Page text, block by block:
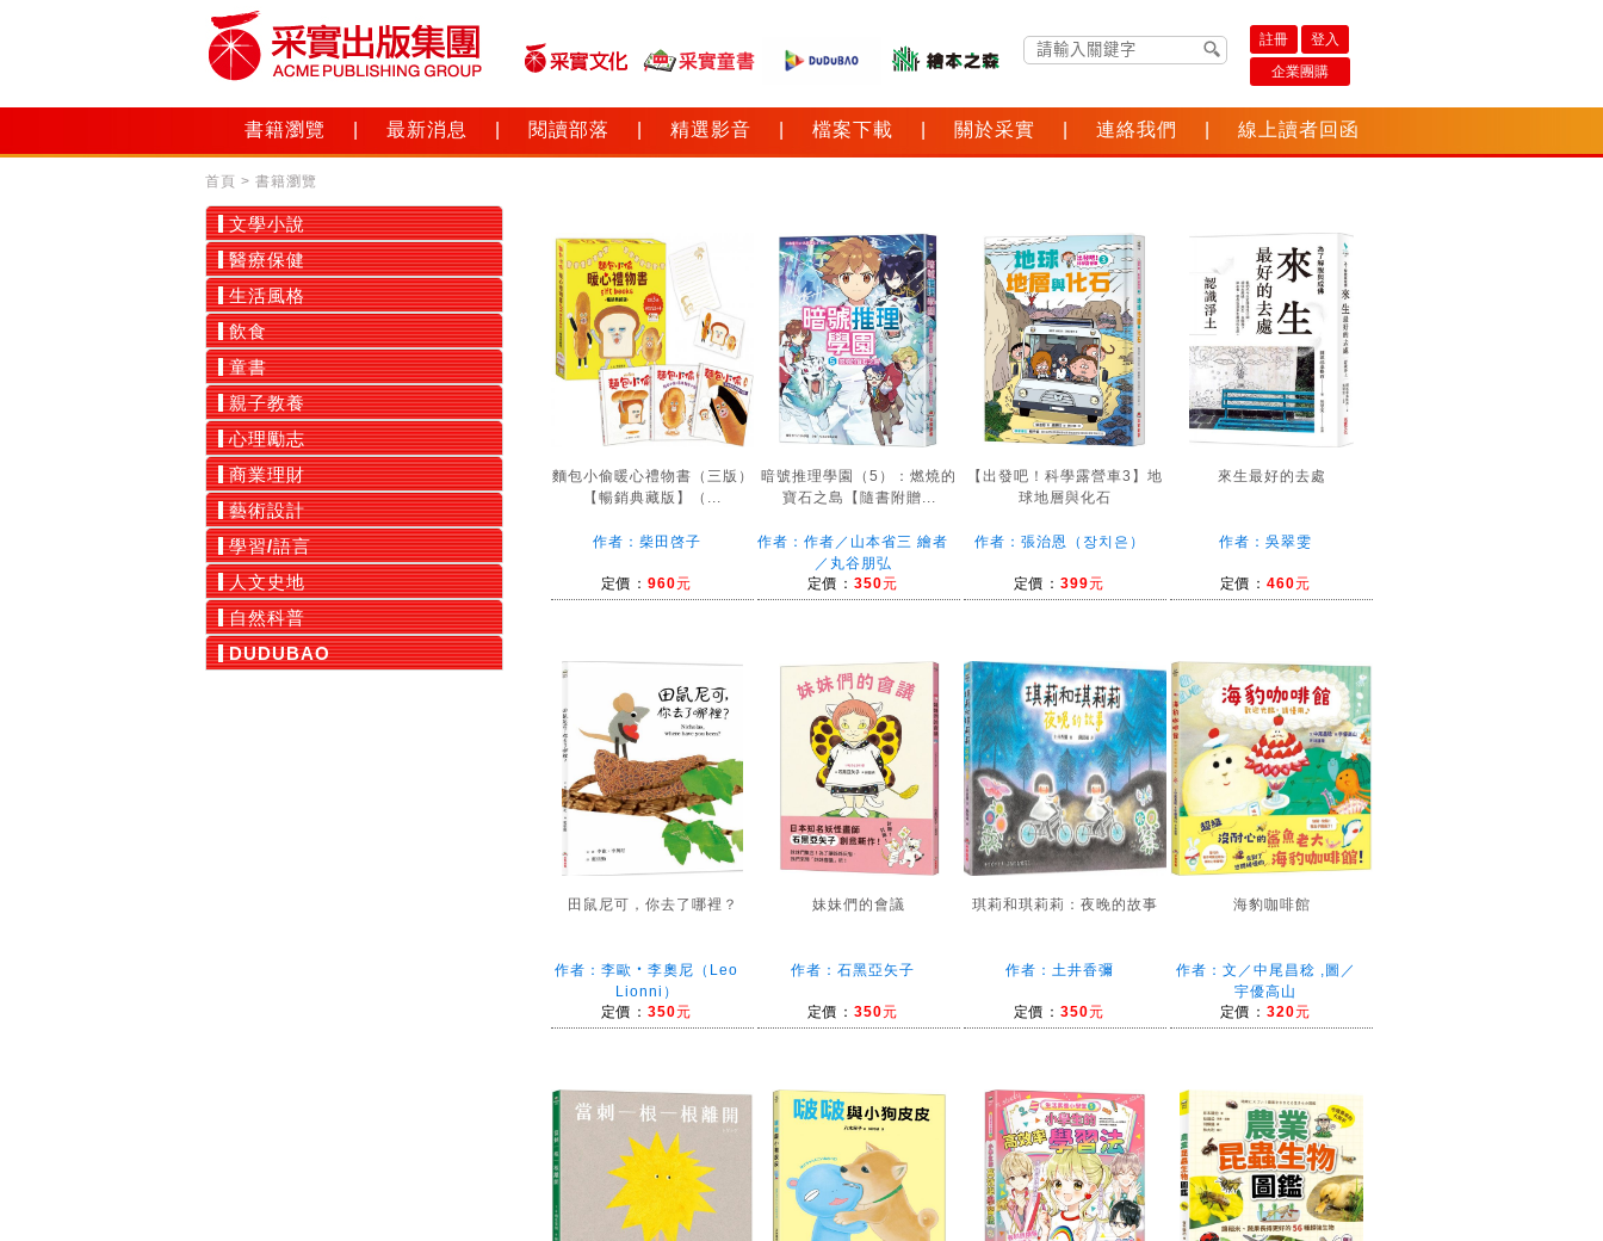
註冊
登入
企業團購
書籍瀏覽 最新消息 閱讀部落 精選影音 檔案下載 關於采實 連絡我們 線上讀者回函
首頁 > 書籍瀏覽
文學小說
醫療保健
生活風格
飲食
童書
親子教養
心理勵志
商業理財
藝術設計
學習/語言
人文史地
自然科普
DUDUBAO
麵包小偷暖心禮物書（三版）
【暢銷典藏版】（...
作者：柴田啓子
定價： 960元
暗號推理學園（5）：燃燒的
寶石之島【隨書附贈...
作者：作者／山本省三 繪者
／丸谷朋弘
定價： 350元
【出發吧！科學露營車3】地
球地層與化石
作者：張治恩（장치은）
定價： 399元
來生最好的去處
作者：吳翠雯
定價： 460元
田鼠尼可，你去了哪裡？
作者：李歐‧李奧尼（Leo
Lionni）
定價： 350元
妹妹們的會議
作者：石黑亞矢子
定價： 350元
琪莉和琪莉莉：夜晚的故事
作者：土井香彌
定價： 350元
海豹咖啡館
作者：文／中尾昌稔 ,圖／
宇優高山
定價： 320元